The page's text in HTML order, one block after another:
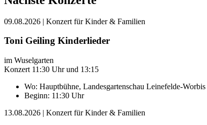
09.08.2026 | Konzert für Kinder & Familien
Toni Geiling Kinderlieder
im Wuselgarten
Konzert 11:30 Uhr und 13:15
Wo: Hauptbühne, Landesgartenschau Leinefelde-Worbis
Beginn: 11:30 Uhr
13.08.2026 | Konzert für Kinder & Familien